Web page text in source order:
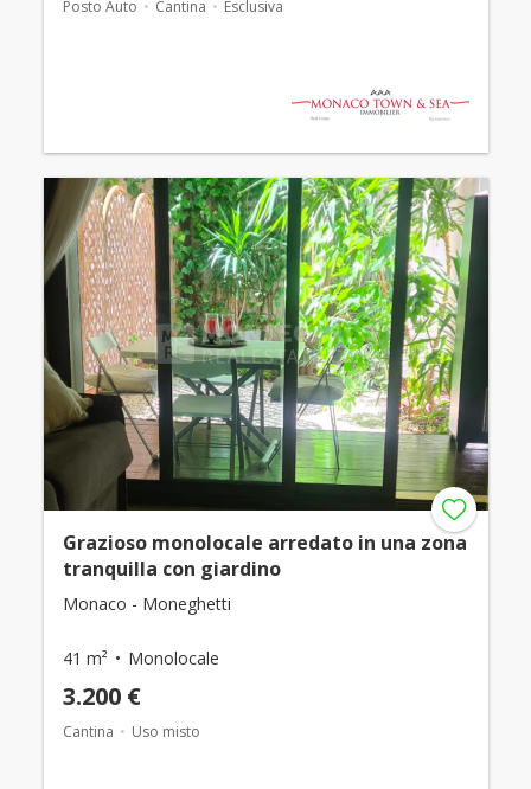
Posto Auto Cantina Esclusiva
Grazioso monolocale arredato in una zona
tranquilla con giardino
Monaco - Moneghetti
41 m² Monolocale
3.200 €
Cantina Uso misto